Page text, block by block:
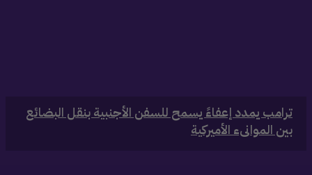
‏ترامب يمدد إعفاءً يسمح للسفن الأجنبية بنقل البضائع
بين الموانىء الأميركية